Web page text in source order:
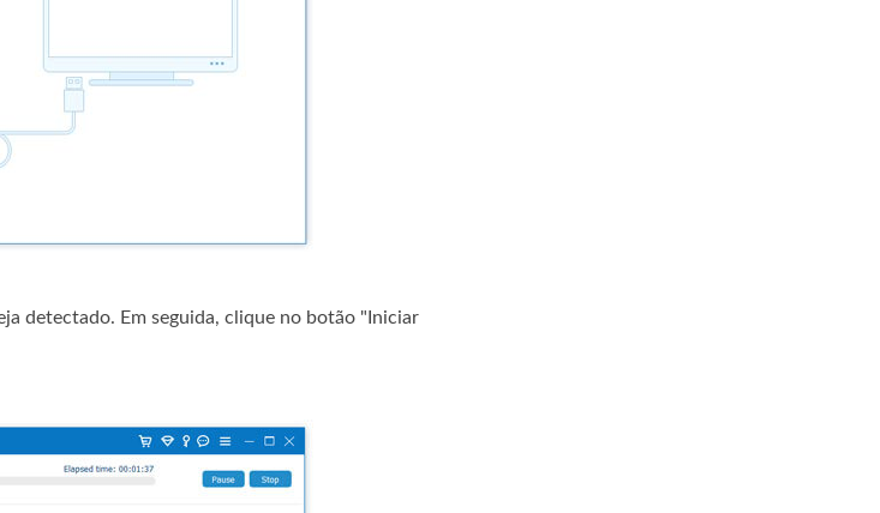
detectado. Em seguida, clique no botão "Iniciar